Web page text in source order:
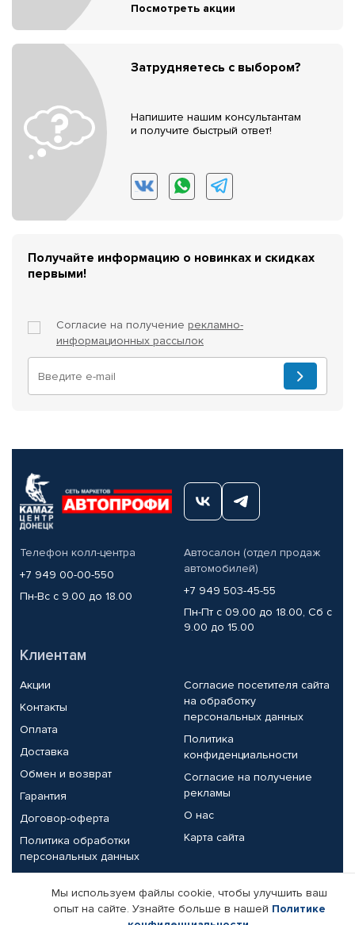
Посмотреть акции
Затрудняетесь с выбором?
Напишите нашим консультантам
и получите быстрый ответ!
Получайте информацию о новинках и скидках
первыми!
Согласие на получение рекламно-
информационных рассылок
Телефон колл-центра
+7 949 00-00-550
Пн-Вс с 9.00 до 18.00
Автосалон (отдел продаж
автомобилей)
+7 949 503-45-55
Пн-Пт с 09.00 до 18.00, Сб с
9.00 до 15.00
Клиентам
Акции
Контакты
Оплата
Доставка
Обмен и возврат
Гарантия
Договор-оферта
Политика обработки
персональных данных
Согласие посетителя сайта
на обработку
персональных данных
Политика
конфиденциальности
Согласие на получение
рекламы
О нас
Карта сайта
Партнерам
Корпоративным клиентам Реквизиты компании
Мы используем файлы cookie, чтобы улучшить ваш
опыт на сайте. Узнайте больше в нашей Политике